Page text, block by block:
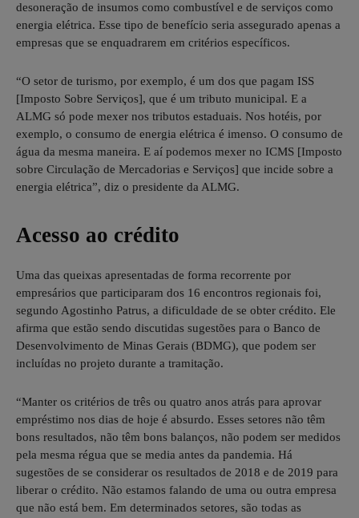
desoneração de insumos como combustível e de serviços como
energia elétrica. Esse tipo de benefício seria assegurado apenas a
empresas que se enquadrarem em critérios específicos.
“O setor de turismo, por exemplo, é um dos que pagam ISS
[Imposto Sobre Serviços], que é um tributo municipal. E a
ALMG só pode mexer nos tributos estaduais. Nos hotéis, por
exemplo, o consumo de energia elétrica é imenso. O consumo de
água da mesma maneira. E aí podemos mexer no ICMS [Imposto
sobre Circulação de Mercadorias e Serviços] que incide sobre a
energia elétrica”, diz o presidente da ALMG.
Acesso ao crédito
Uma das queixas apresentadas de forma recorrente por
empresários que participaram dos 16 encontros regionais foi,
segundo Agostinho Patrus, a dificuldade de se obter crédito. Ele
afirma que estão sendo discutidas sugestões para o Banco de
Desenvolvimento de Minas Gerais (BDMG), que podem ser
incluídas no projeto durante a tramitação.
“Manter os critérios de três ou quatro anos atrás para aprovar
empréstimo nos dias de hoje é absurdo. Esses setores não têm
bons resultados, não têm bons balanços, não podem ser medidos
pela mesma régua que se media antes da pandemia. Há
sugestões de se considerar os resultados de 2018 e de 2019 para
liberar o crédito. Não estamos falando de uma ou outra empresa
que não está bem. Em determinados setores, são todas as